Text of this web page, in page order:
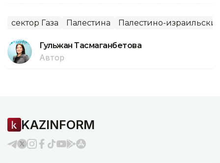
сектор Газа Палестина Палестино-
Гульжан Тасмаганбетова
Автор
KAZINFORM